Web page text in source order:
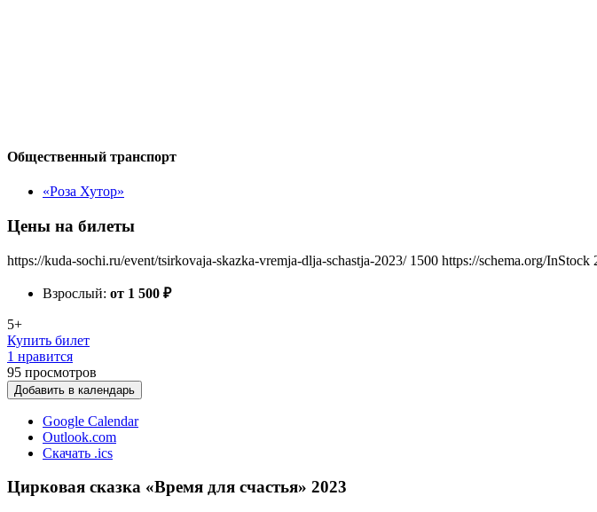
Общественный транспорт
«Роза Хутор»
Цены на билеты
https://kuda-sochi.ru/event/tsirkovaja-skazka-vremja-dlja-schastja-2023/ 1500 https://schema.org/InStock
Взрослый: от 1 500 ₽
5+
Купить билет
1 нравится
95 просмотров
Добавить в календарь
Google Calendar
Outlook.com
Скачать .ics
Цирковая сказка «Время для счастья» 2023